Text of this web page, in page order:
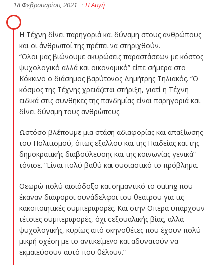
18 Φεβρουαρίου, 2021 · Η Αυγή
Η Τέχνη δίνει παρηγοριά και δύναμη στους ανθρώπους
και οι άνθρωποί της πρέπει να στηριχθούν.
“Ολοι μας βιώνουμε ακυρώσεις παραστάσεων με κόστος
ψυχολογικό αλλά και οικονομικό” είπε σήμερα στο
Κόκκινο ο διάσημος βαρύτονος Δημήτρης Τηλιακός. “Ο
κόσμος της Τέχνης χρειάζεται στήριξη, γιατί η Τέχνη
ειδικά στις συνθήκες της πανδημίας είναι παρηγοριά και
δίνει δύναμη τους ανθρώπους.
Ωστόσο βλέπουμε μια στάση αδιαφορίας και απαξίωσης
του Πολιτισμού, όπως εξάλλου και της Παιδείας και της
δημοκρατικής διαβούλευσης και της κοινωνίας γενικά”
τόνισε. “Είναι πολύ βαθύ και ουσιαστικό το πρόβλημα.
Θεωρώ πολύ αισιόδοξο και σημαντικό το outing που
έκαναν διάφοροι συνάδελφοι του θεάτρου για τις
κακοποιητικές συμπεριφορές. Και στην Οπερα υπάρχουν
τέτοιες συμπεριφορές, όχι σεξουαλικής βίας, αλλά
ψυχολογικής, κυρίως από σκηνοθέτες που έχουν πολύ
μικρή σχέση με το αντικείμενο και αδυνατούν να
εκμαιεύσουν αυτό που θέλουν.”